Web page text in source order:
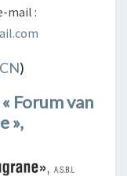
mail :
CN)
Forum van
»,